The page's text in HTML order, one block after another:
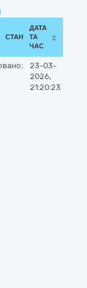
СТАН
ДАТА
ТА
ЧАС
23-03-
2026,
21:20:23